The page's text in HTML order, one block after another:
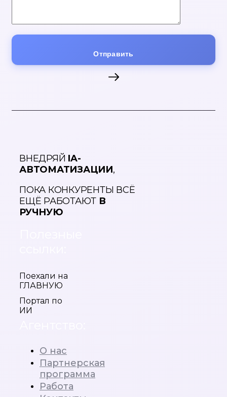
Отправить
ВНЕДРЯЙ IA-
АВТОМАТИЗАЦИИ,
ПОКА КОНКУРЕНТЫ ВСЁ
ЕЩЁ РАБОТАЮТ В
РУЧНУЮ
Поехали на
ГЛАВНУЮ
Портал по
ИИ
О нас
Партнерская
программа
Работа